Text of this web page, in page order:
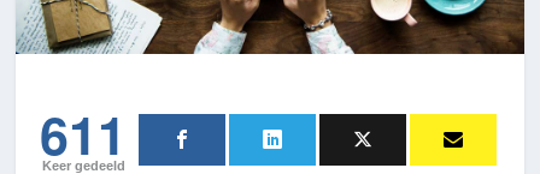
611
Keer gedeeld